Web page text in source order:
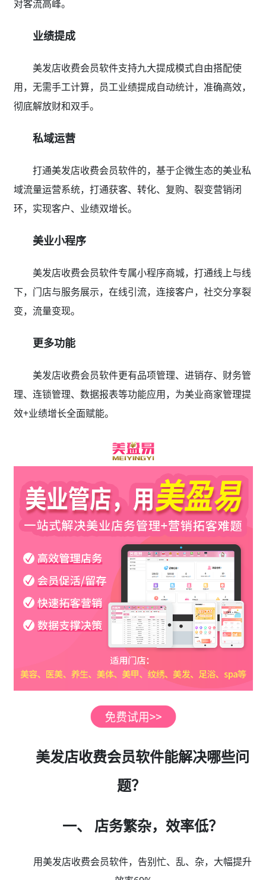
对客流高峰。
业绩提成
美发店收费会员软件支持九大提成模式自由搭配使
用，无需手工计算，员工业绩提成自动统计，准确高效，
彻底解放财和双手。
私域运营
打通美发店收费会员软件的，基于企微生态的美业私
域流量运营系统，打通获客、转化、复购、裂变营销闭
环，实现客户、业绩双增长。
美业小程序
美发店收费会员软件专属小程序商城，打通线上与线
下，门店与服务展示，在线引流，连接客户，社交分享裂
变，流量变现。
更多功能
美发店收费会员软件更有品项管理、进销存、财务管
理、连锁管理、数据报表等功能应用，为美业商家管理提
效+业绩增长全面赋能。
美发店收费会员软件能解决哪些问
题？
一、 店务繁杂，效率低？
用美发店收费会员软件，告别忙、乱、杂，大幅提升